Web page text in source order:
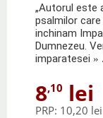
„Autorul este
psalmilor
inchinam
Dumnezeu.
imparatesei »
8,10 lei
PRP: 10,20 lei